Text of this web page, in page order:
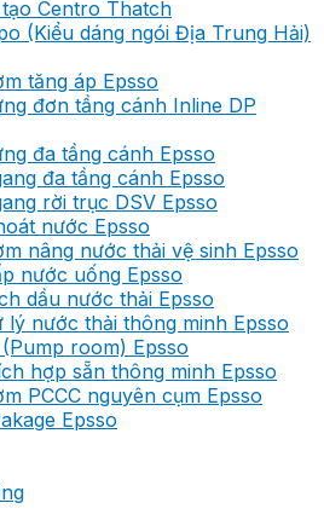
Centro Thatch
(Kiểu dáng ngói Địa Trung Hải)
tăng áp Epsso
đơn tầng cánh Inline DP
đa tầng cánh Epsso
đa tầng cánh Epsso
rời trục DSV Epsso
nước Epsso
nâng nước thải vệ sinh Epsso
nước uống Epsso
dầu nước thải Epsso
lý nước thải thông minh Epsso
room) Epsso
hợp sẵn thông minh Epsso
PCCC nguyên cụm Epsso
Epsso